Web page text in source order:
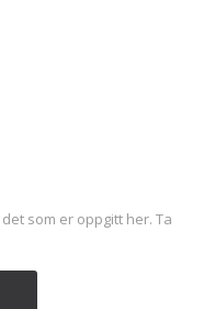
som er oppgitt her. Ta